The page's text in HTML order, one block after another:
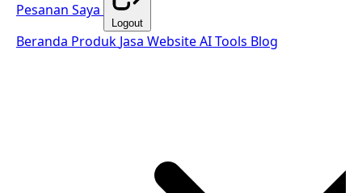
Pesanan Saya
Logout
Beranda Produk Jasa WebsiteAI Tools Blog